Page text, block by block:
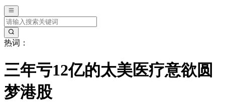
热词：
三年亏12亿的太美医疗意欲圆
梦港股